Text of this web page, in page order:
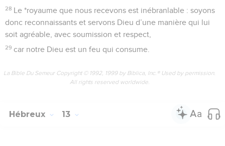
28 Le *royaume que nous recevons est inébranlable : soyons
donc reconnaissants et servons Dieu d’une manière qui lui
soit agréable, avec soumission et respect,
29 car notre Dieu est un feu qui consume.
La Bible Du Semeur Copyright © 1992, 1999 by Biblica, Inc.® Used by permission.
All rights reserved worldwide.
Hébreux 13